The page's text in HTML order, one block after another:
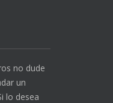
no dude
un
lo desea